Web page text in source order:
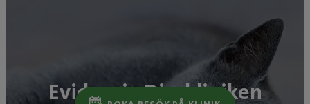
Evidensia Djurkliniken